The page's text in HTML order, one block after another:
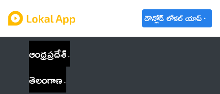
డౌన్లోడ్ లోకల్ యాప్
ఆంధ్రప్రదేశ్
తెలంగాణ